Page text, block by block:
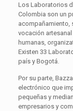
Los Laboratorios
Colombia son un
acompañamiento,
vocación
humanas,
Existen 33
país y Bogotá.
Por su parte,
electrónico que
pequeñas y
empresarios y